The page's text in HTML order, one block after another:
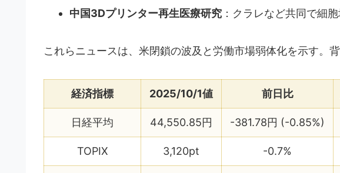
中国3Dプリンター再生医療研究：クラレなど共同で細
これらニュースは、米閉鎖の波及と労働市場弱体化を示す。
経済指標 2025/10/1値 前日比
日経平均 44,550.85円 -381.78円 (-0.85%)
TOPIX 3,120pt -0.7%